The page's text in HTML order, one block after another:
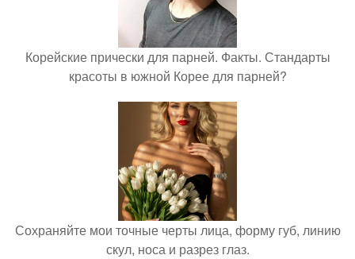
Корейские прически для парней. Факты. Стандарты
красоты в южной Корее для парней?
Сохраняйте мои точные черты лица, форму губ, линию
скул, носа и разрез глаз.